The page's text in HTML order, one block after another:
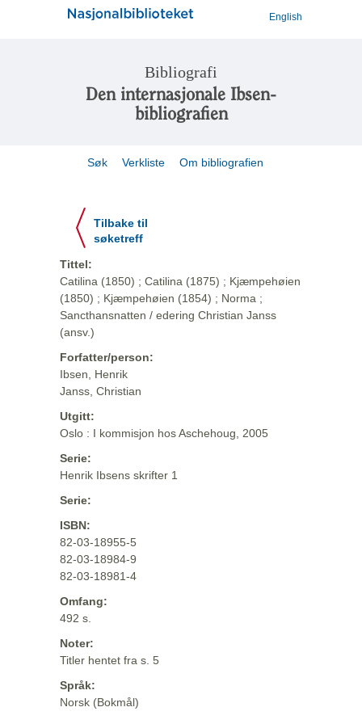
English
Bibliografi
Den internasjonale Ibsen-
bibliografien
Søk Verkliste Om bibliografien
Tilbake til
søketreff
Tittel:
Catilina (1850) ; Catilina (1875) ; Kjæmpehøien
(1850) ; Kjæmpehøien (1854) ; Norma ;
Sancthansnatten / edering Christian Janss
(ansv.)
Forfatter/person:
Ibsen, Henrik
Janss, Christian
Utgitt:
Oslo : I kommisjon hos Aschehoug, 2005
Serie:
Henrik Ibsens skrifter 1
Serie:
ISBN:
82-03-18955-5
82-03-18984-9
82-03-18981-4
Omfang:
492 s.
Noter:
Titler hentet fra s. 5
Språk:
Norsk (Bokmål)